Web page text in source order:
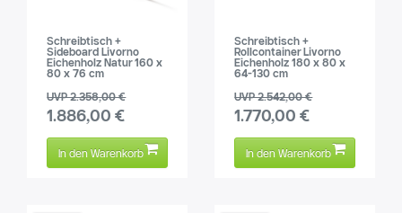
Schreibtisch +
Sideboard Livorno
Eichenholz Natur 160 x
80 x 76 cm
UVP 2.358,00 €
1.886,00 €
In den Warenkorb
Schreibtisch +
Rollcontainer Livorno
Eichenholz 180 x 80 x
64-130 cm
UVP 2.542,00 €
1.770,00 €
In den Warenkorb